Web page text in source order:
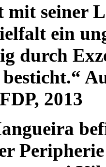
mit seiner
ein
durch
besticht.“
2013